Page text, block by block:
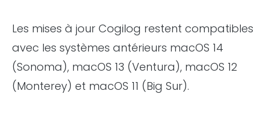
Les mises à jour Cogilog restent compatibles
avec les systèmes antérieurs macOS 14
(Sonoma), macOS 13 (Ventura), macOS 12
(Monterey) et macOS 11 (Big Sur).